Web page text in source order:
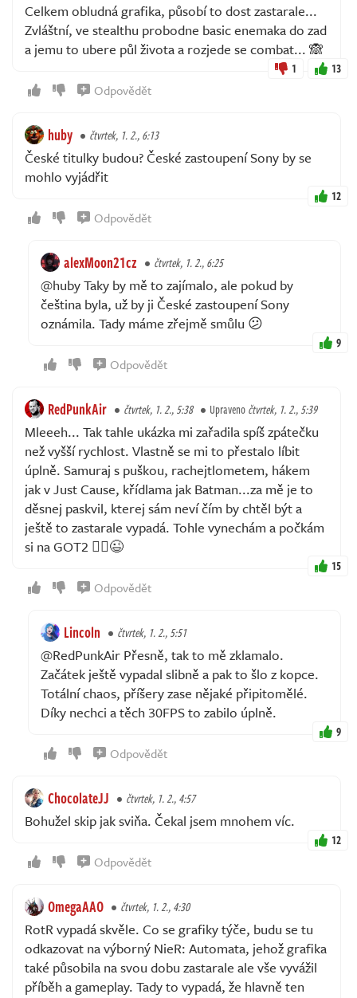
Celkem obludná grafika, působí to dost zastarale...
Zvláštní, ve stealthu probodne basic enemaka do zad
a jemu to ubere půl života a rozjede se combat... 🙈
1 13
Odpovědět
huby čtvrtek, 1. 2., 6:13
České titulky budou? České zastoupení Sony by se
mohlo vyjádřit
12
Odpovědět
alexMoon21cz čtvrtek, 1. 2., 6:25
@huby Taky by mě to zajímalo, ale pokud by
čeština byla, už by ji České zastoupení Sony
oznámila. Tady máme zřejmě smůlu 😕
9
Odpovědět
RedPunkAir čtvrtek, 1. 2., 5:38 Upravenočtvrtek, 1. 2., 5:39
Mleeeh... Tak tahle ukázka mi zařadila spíš zpátečku
než vyšší rychlost. Vlastně se mi to přestalo líbit
úplně. Samuraj s puškou, rachejtlometem, hákem
jak v Just Cause, křídlama jak Batman...za mě je to
děsnej paskvil, kterej sám neví čím by chtěl být a
ještě to zastarale vypadá. Tohle vynechám a počkám
si na GOT2 🤷‍♂️😉
15
Odpovědět
Lincoln čtvrtek, 1. 2., 5:51
@RedPunkAir Přesně, tak to mě zklamalo.
Začátek ještě vypadal slibně a pak to šlo z kopce.
Totální chaos, příšery zase nějaké připitomělé.
Díky nechci a těch 30FPS to zabilo úplně.
9
Odpovědět
ChocolateJJ čtvrtek, 1. 2., 4:57
Bohužel skip jak sviňa. Čekal jsem mnohem víc.
12
Odpovědět
OmegaAAO čtvrtek, 1. 2., 4:30
RotR vypadá skvěle. Co se grafiky týče, budu se tu
odkazovat na výborný NieR: Automata, jehož grafika
také působila na svou dobu zastarale ale vše vyvážil
příběh a gameplay. Tady to vypadá, že hlavně ten